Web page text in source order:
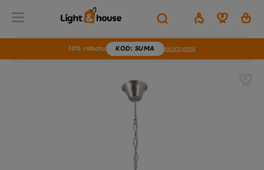
10% rabatu KOD: SUMA skorzystaj